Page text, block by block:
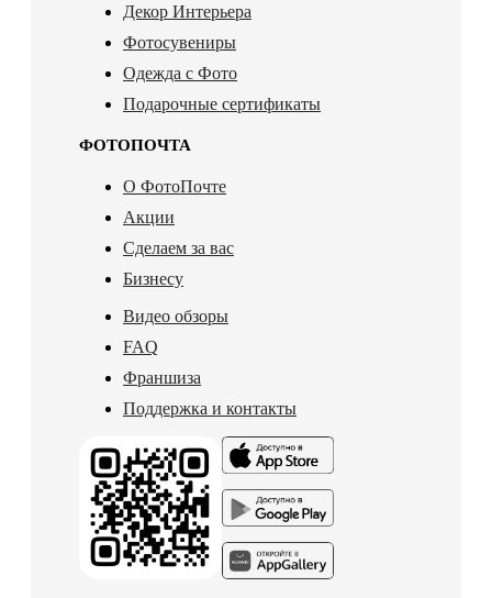
Декор Интерьера
Фотосувениры
Одежда с Фото
Подарочные сертификаты
ФОТОПОЧТА
О ФотоПочте
Акции
Сделаем за вас
Бизнесу
Видео обзоры
FAQ
Франшиза
Поддержка и контакты